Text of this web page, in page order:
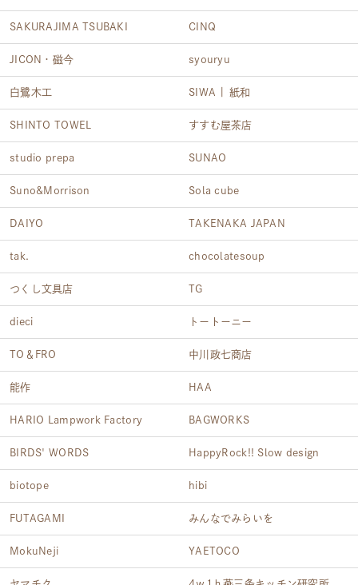
SAKURAJIMA TSUBAKI CINQ
JICON・磁今 syouryu
白鷺木工 SIWA | 紙和
SHINTO TOWEL すすむ屋茶店
studio prepa SUNAO
Suno&Morrison Sola cube
DAIYO TAKENAKA JAPAN
tak. chocolatesoup
つくし文具店 TG
dieci トートーニー
TO＆FRO 中川政七商店
能作 HAA
HARIO Lampwork Factory BAGWORKS
BIRDS' WORDS HappyRock!! Slow design
biotope hibi
FUTAGAMI みんなでみらいを
MokuNeji YAETOCO